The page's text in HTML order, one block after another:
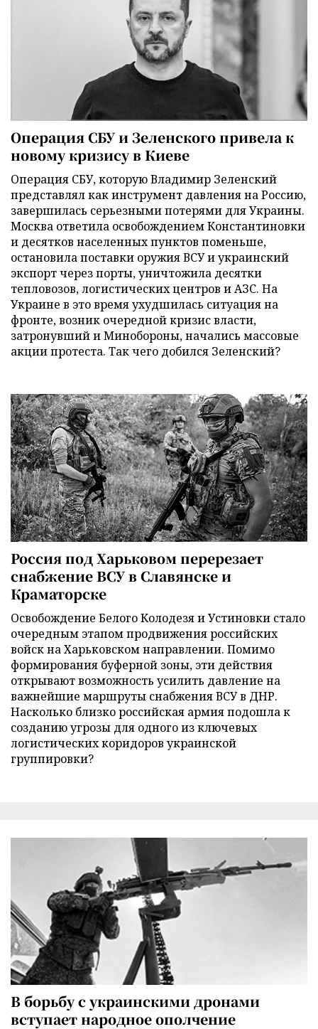
Операция СБУ и Зеленского привела к
новому кризису в Киеве
Операция СБУ, которую Владимир Зеленский
представлял как инструмент давления на Россию,
завершилась серьезными потерями для Украины.
Москва ответила освобождением Константиновки
и десятков населенных пунктов поменьше,
остановила поставки оружия ВСУ и украинский
экспорт через порты, уничтожила десятки
тепловозов, логистических центров и АЗС. На
Украине в это время ухудшилась ситуация на
фронте, возник очередной кризис власти,
затронувший и Минобороны, начались массовые
акции протеста. Так чего добился Зеленский?
Россия под Харьковом перерезает
снабжение ВСУ в Славянске и
Краматорске
Освобождение Белого Колодезя и Устиновки стало
очередным этапом продвижения российских
войск на Харьковском направлении. Помимо
формирования буферной зоны, эти действия
открывают возможность усилить давление на
важнейшие маршруты снабжения ВСУ в ДНР.
Насколько близко российская армия подошла к
созданию угрозы для одного из ключевых
логистических коридоров украинской
группировки?
В борьбу с украинскими дронами
вступает народное ополчение